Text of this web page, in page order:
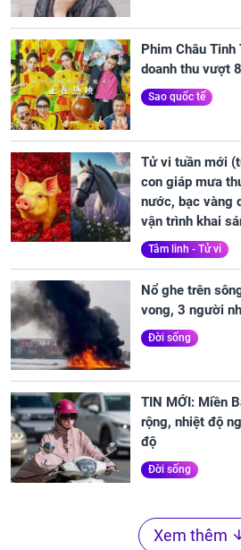
Phim Châu
doanh thu vượt
Sao quốc tế
Tử vi tuần mới
con giáp mưa
nước, bạc vàng
vận trình khai
Tâm linh - Tử vi
Nổ ghe trên
vong, 3 người
Đời sống
TIN MỚI: Miền
rộng, nhiệt độ
độ
Đời sống
Xem thêm